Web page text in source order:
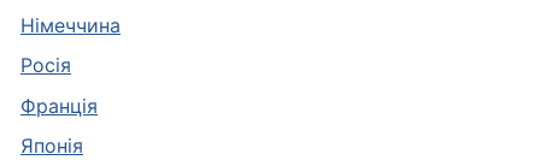
Німеччина
Росія
Франція
Японія